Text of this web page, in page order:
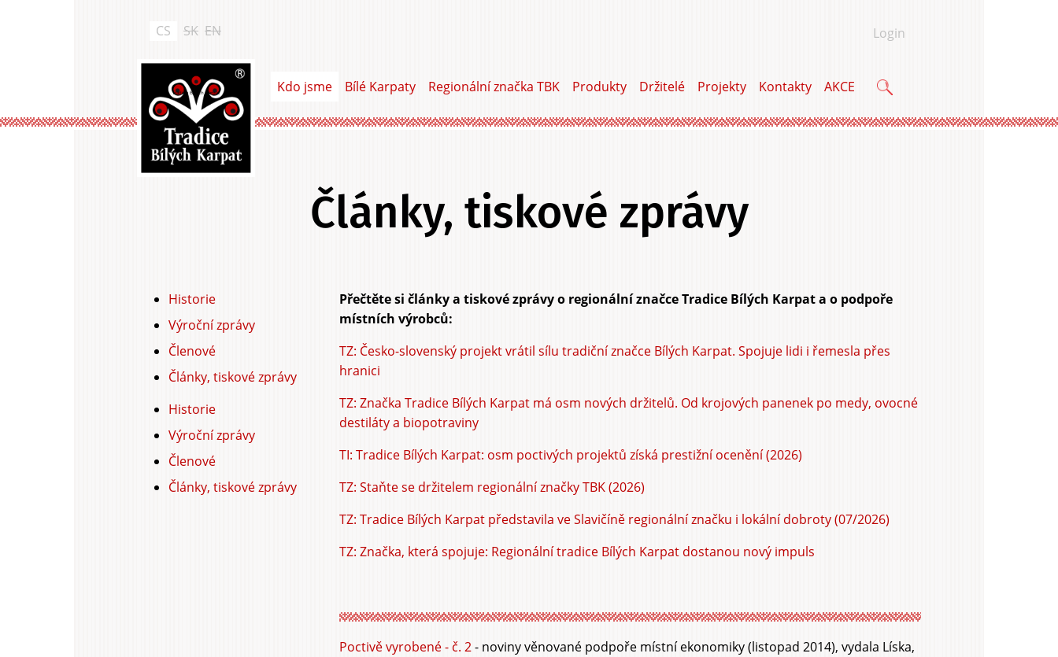
Tradice Bílých Karpat
Login
Kdo jsme Bílé Karpaty Regionální značka TBK Produkty Držitelé Projekty Kontakty AKCE
CS SK EN
Články, tiskové zprávy
záložky
Přečtěte si články a tiskové zprávy o regionální značce Tradice Bílých Karpat a o podpoře
místních výrobců:
TZ: Česko-slovenský projekt vrátil sílu tradiční značce Bílých Karpat. Spojuje lidi i řemesla přes
hranici
TZ: Značka Tradice Bílých Karpat má osm nových držitelů. Od krojových panenek po medy, ovocné
destiláty a biopotraviny
TI: Tradice Bílých Karpat: osm poctivých projektů získá prestižní ocenění (2026)
TZ: Staňte se držitelem regionální značky TBK (2026)
TZ: Tradice Bílých Karpat představila ve Slavičíně regionální značku i lokální dobroty (07/2026)
TZ: Značka, která spojuje: Regionální tradice Bílých Karpat dostanou nový impuls
Poctivě vyrobené - č. 2- noviny věnované podpoře místní ekonomiky (listopad 2014), vydala Líska,
Historie
Výroční zprávy
Členové
Články, tiskové zprávy
Historie
Výroční zprávy
Členové
Články, tiskové zprávy